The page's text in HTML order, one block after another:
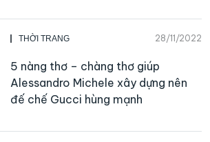
THỜI TRANG 28/11/2022
5 nàng thơ – chàng thơ giúp
Alessandro Michele xây dựng nên
đế chế Gucci hùng mạnh